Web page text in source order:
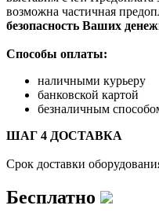
возможна частичная
безопасность Ваших
Способы оплаты:
наличными курьеру
банковской картой
безналичным
ШАГ 4 ДОСТАВКА
Срок доставки
Бесплатно